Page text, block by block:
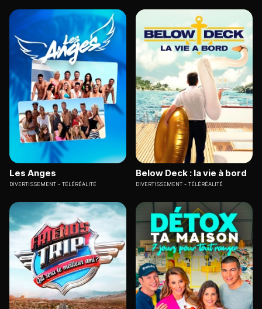
Les Anges
DIVERTISSEMENT TÉLÉRÉALITÉ
Below Deck : la vie à bord
DIVERTISSEMENT TÉLÉRÉALITÉ